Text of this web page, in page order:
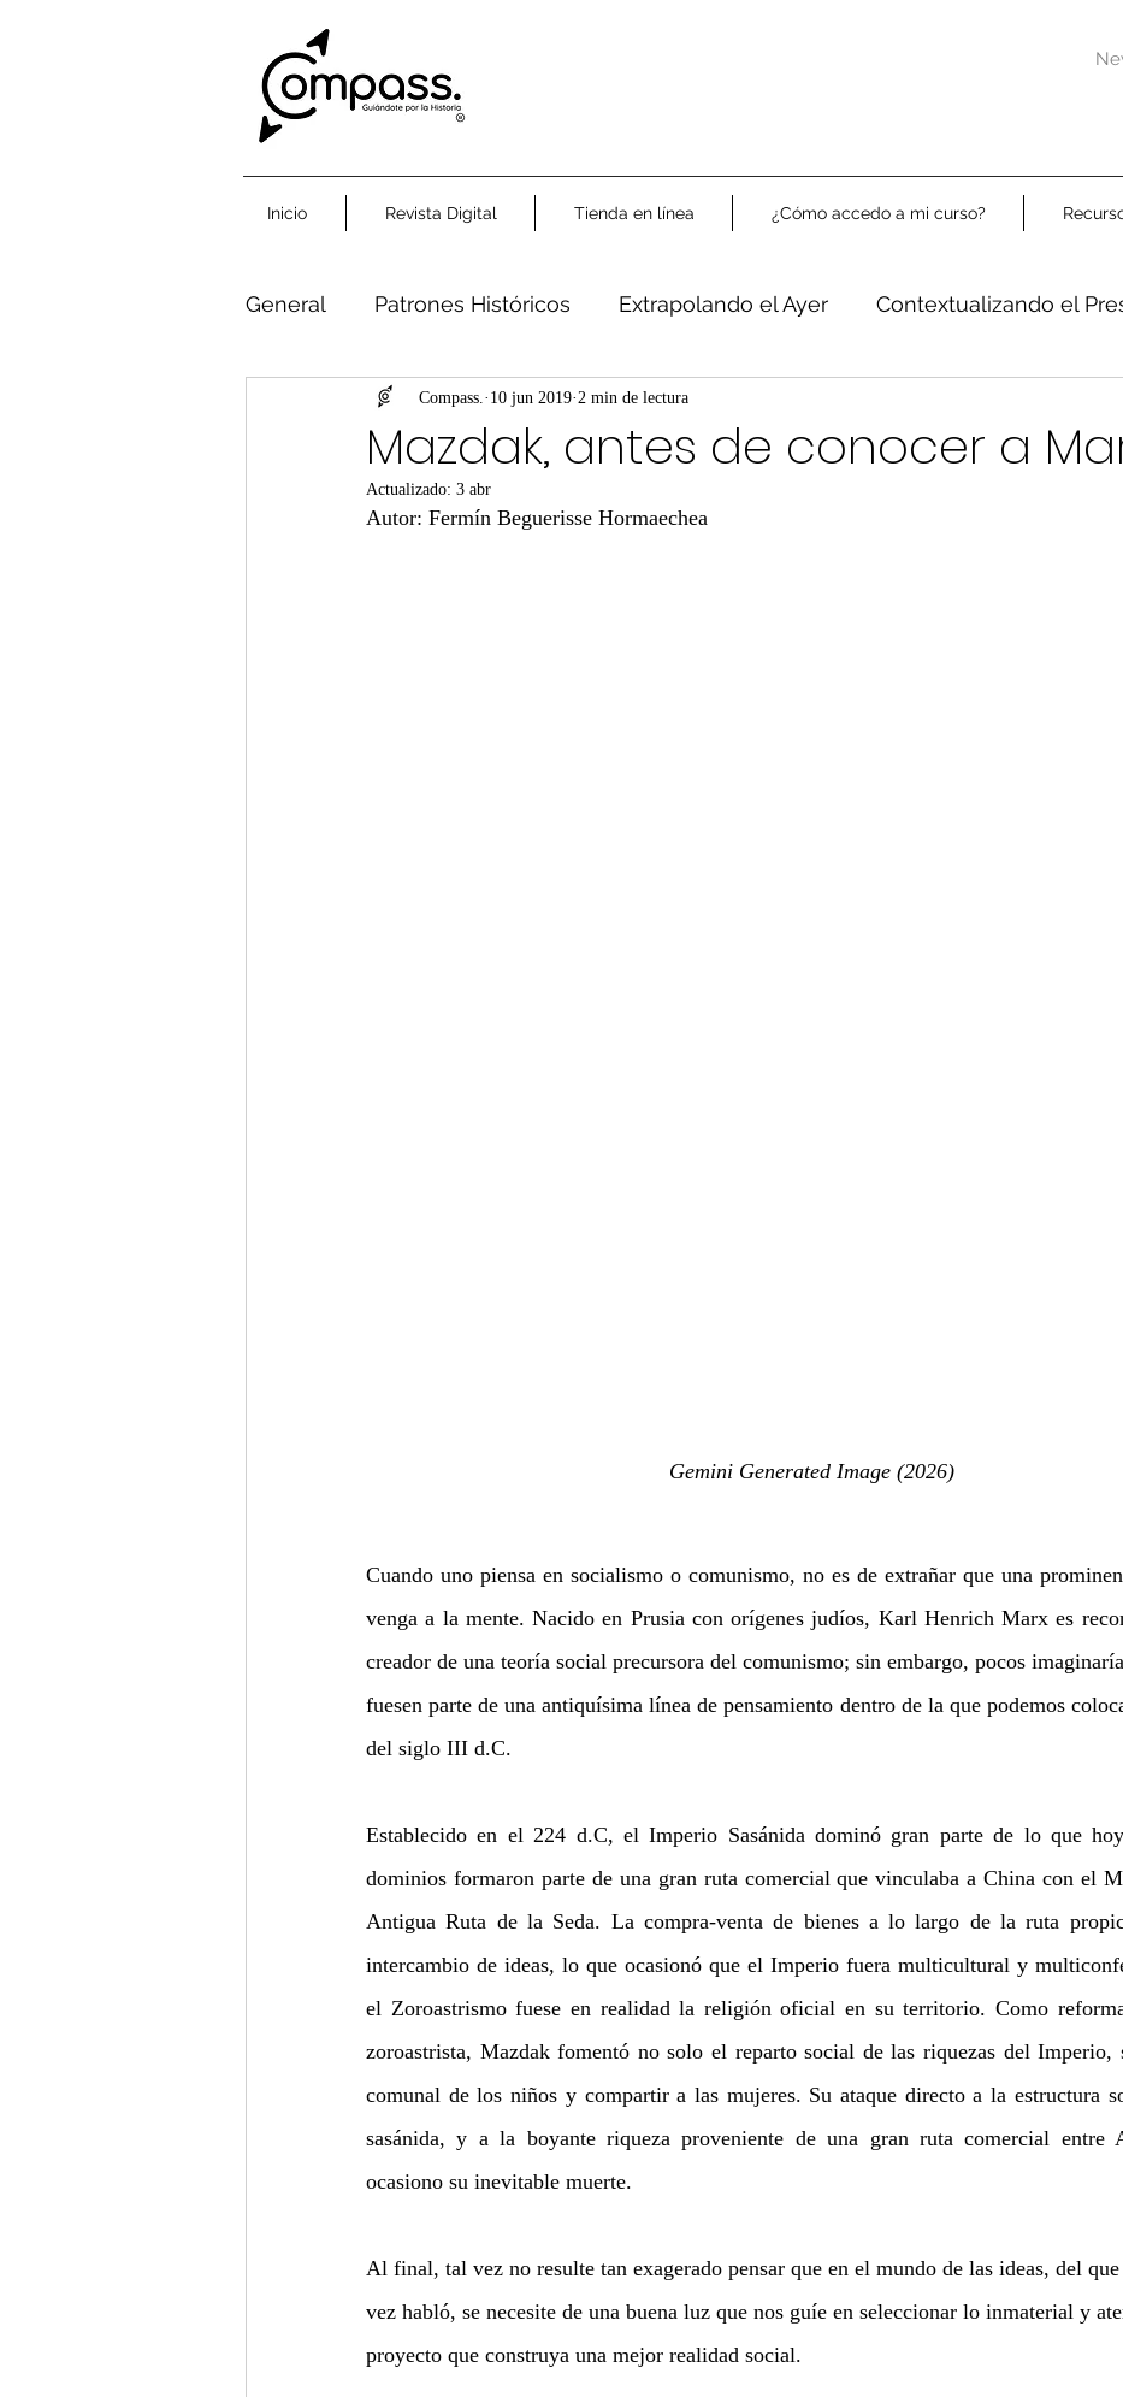
Inicio Revista Digital Tienda en línea ¿Cómo accedo a mi curso?
General Patrones Históricos Extrapolando el Ayer Contextualizando el
Humanidad Común Libre Análisis
Mazdak, antes de conocer a
Compass. 10 jun 2019 2 min de lectura
Actualizado: 3 abr
Autor: Fermín Beguerisse Hormaechea
Gemini Generated Image (2026)
Cuando uno piensa en socialismo o comunismo, no es de extrañar que una
venga a la mente. Nacido en Prusia con orígenes judíos, Karl Henrich Marx es
creador de una teoría social precursora del comunismo; sin embargo, pocos
fuesen parte de una antiquísima línea de pensamiento dentro de la que podemos
del siglo III d.C.
Establecido en el 224 d.C, el Imperio Sasánida dominó gran parte de lo que
dominios formaron parte de una gran ruta comercial que vinculaba a China con el
Antigua Ruta de la Seda. La compra-venta de bienes a lo largo de la ruta
intercambio de ideas, lo que ocasionó que el Imperio fuera multicultural y
el Zoroastrismo fuese en realidad la religión oficial en su territorio. Como
zoroastrista, Mazdak fomentó no solo el reparto social de las riquezas del Imperio,
comunal de los niños y compartir a las mujeres. Su ataque directo a la estructura
sasánida, y a la boyante riqueza proveniente de una gran ruta comercial entre
ocasiono su inevitable muerte.
Al final, tal vez no resulte tan exagerado pensar que en el mundo de las ideas, del
vez habló, se necesite de una buena luz que nos guíe en seleccionar lo inmaterial y
proyecto que construya una mejor realidad social.